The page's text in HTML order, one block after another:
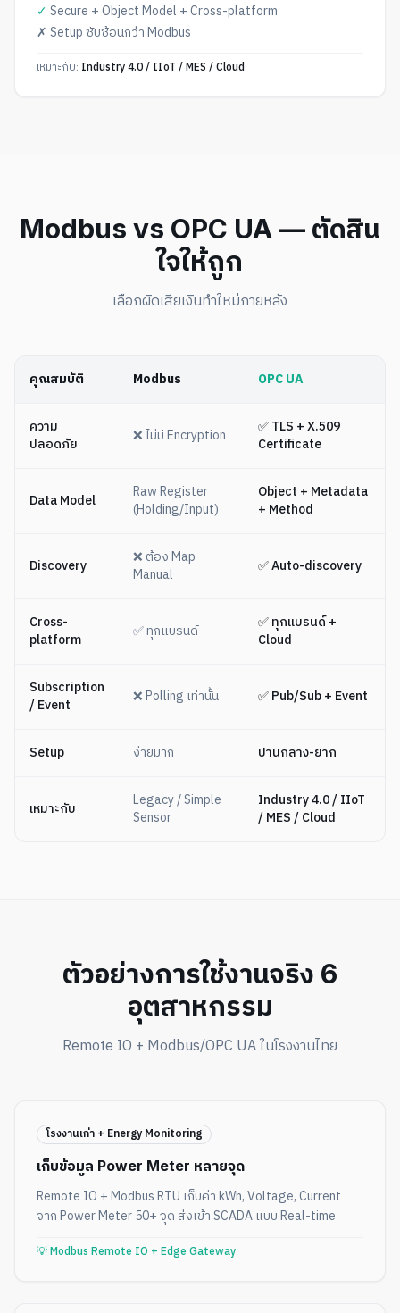
✓ Secure + Object Model + Cross-platform
✗ Setup ซับซ้อนกว่า Modbus
เหมาะกับ: Industry 4.0 / IIoT / MES / Cloud
Modbus vs OPC UA — ตัดสิน
ใจให้ถูก
เลือกผิดเสียเงินทำใหม่ภายหลัง
คุณสมบัติ Modbus OPC UA
ความ
ปลอดภัย
❌ ไม่มี Encryption
✅ TLS + X.509
Certificate
Data Model
Raw Register
(Holding/Input)
Object + Metadata
+ Method
Discovery
❌ ต้อง Map
Manual
✅ Auto-discovery
Cross-
platform
✅ ทุกแบรนด์
✅ ทุกแบรนด์ +
Cloud
Subscription
/ Event
❌ Polling เท่านั้น ✅ Pub/Sub + Event
Setup ง่ายมาก ปานกลาง-ยาก
เหมาะกับ
Legacy / Simple
Sensor
Industry 4.0 / IIoT
/ MES / Cloud
ตัวอย่างการใช้งานจริง 6
อุตสาหกรรม
Remote IO + Modbus/OPC UA ในโรงงานไทย
โรงงานเก่า + Energy Monitoring
เก็บข้อมูล Power Meter หลายจุด
Remote IO + Modbus RTU เก็บค่า kWh, Voltage, Current
จาก Power Meter 50+ จุด ส่งเข้า SCADA แบบ Real-time
💡Modbus Remote IO + Edge Gateway